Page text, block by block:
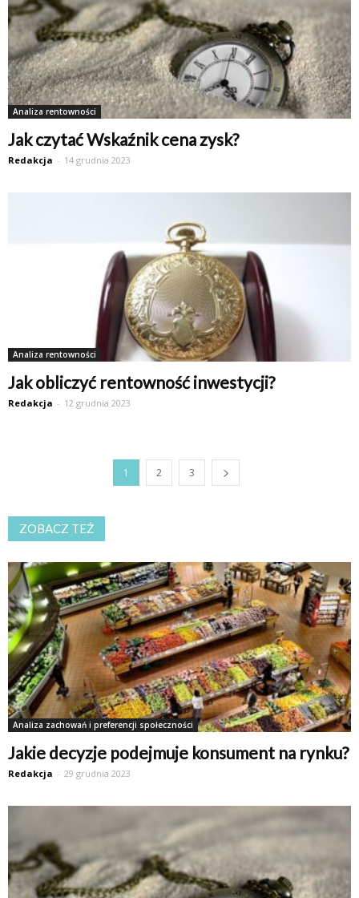
Analiza rentowności
Jak czytać Wskaźnik cena zysk?
Redakcja - 14 grudnia 2023
Analiza rentowności
Jak obliczyć rentowność inwestycji?
Redakcja - 12 grudnia 2023
1 2 3
ZOBACZ TEŻ
Analiza zachowań i preferencji społeczności
Jakie decyzje podejmuje konsument na rynku?
Redakcja - 29 grudnia 2023